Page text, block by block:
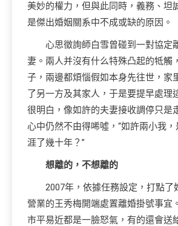
美妙的權力，但與此同時，義務、坦
是傑出婚姻關系中不成或缺的原因。
心思徵詢師白雪曾碰到一對協定
妻。兩人并沒有什么特殊凸起的牴觸
子，兩邊都煩惱假如本身先往世，家
了另一方及其家人，于是要提早處理
很明白，像如許的夫妻接收調停只是
心中仍然不由得唏噓，“如許兩小我
涯了幾十年？”
想離的，不想離的
2007年，依據任務設定，打點了
營業的王秀梅開端處置離婚掛號事宜
市平易近都是一臉怒氣，有的還會送